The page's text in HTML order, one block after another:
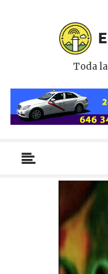
Toda
primario